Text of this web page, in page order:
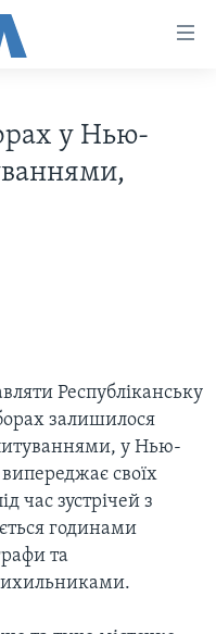
ПЕРШІ 100
у Нью-
Республіканську
залишилося
у Нью-
своїх
час зустрічей з
годинами
та